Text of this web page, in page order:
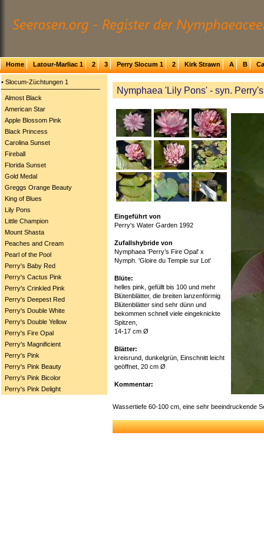
Home Latour-Marliac 1 2 3 Perry Slocum 1 2 Kirk Strawn A B
Nymphaea 'Lily Pons' - syn.
Eingeführt von
Perry's Water Garden 1992
Zufallshybride von
Nymphaea 'Perry’s Fire Opal' x
Nymph. 'Gloire du Temple sur Lot'
Blüte:
helles pink, gefüllt bis 100 und mehr
Blütenblätter, die breiten lanzenförmig
Blütenblätter sind sehr dünn und
bekommen schnell viele eingeknickte
Spitzen,
14-17 cm Ø
Blätter:
kreisrund, dunkelgrün, Einschnitt leicht
geöffnet, 20 cm Ø
Kommentar:
Wassertiefe 60-100 cm, eine sehr beeindruckende
• Slocum-Züchtungen 1
─────────────────────
Almost Black
American Star
Apple Blossom Pink
Black Princess
Carolina Sunset
Fireball
Florida Sunset
Gold Medal
Greggs Orange Beauty
King of Blues
Lily Pons
Little Champion
Mount Shasta
Peaches and Cream
Pearl of the Pool
Perry's Baby Red
Perry's Cactus Pink
Perry's Crinkled Pink
Perry's Deepest Red
Perry's Double White
Perry's Double Yellow
Perry's Fire Opal
Perry's Magnificient
Perry's Pink
Perry's Pink Beauty
Perry's Pink Bicolor
Perry's Pink Delight